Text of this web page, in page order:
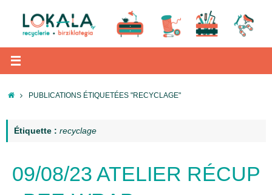
contenu
ACCUEIL
PUBLICATIONS ÉTIQUETÉES "RECYCLAGE"
Étiquette : recyclage
09/08/23 ATELIER RÉCUP